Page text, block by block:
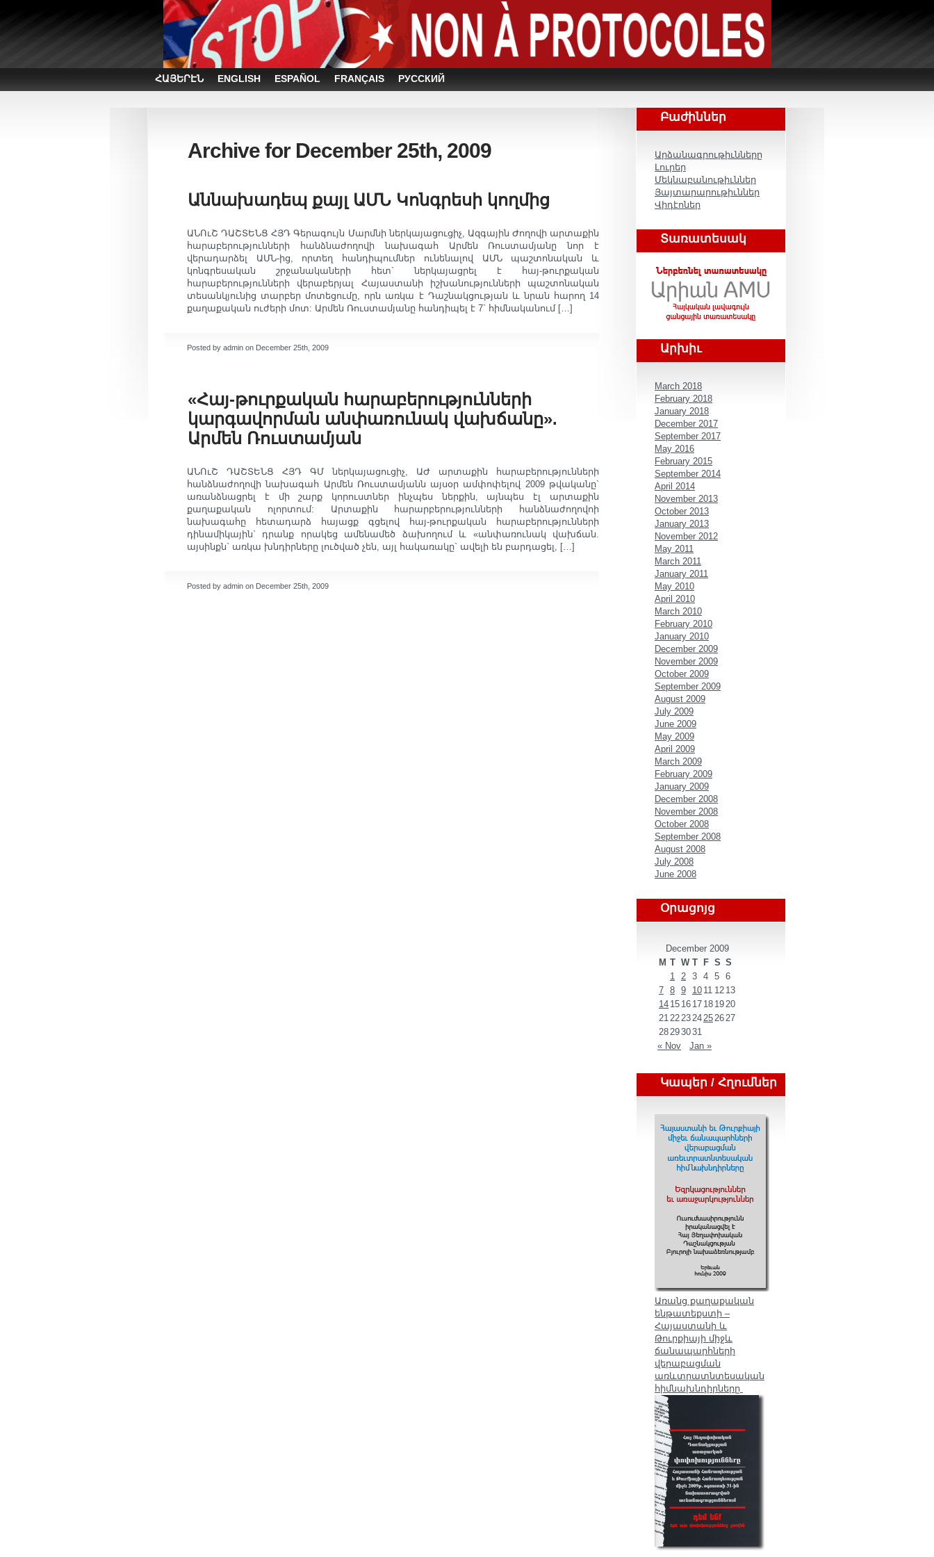
ՀԱՅԵՐԷՆ ENGLISH ESPAÑOL FRANÇAIS РУССКИЙ
Archive for December 25th, 2009
Աննախադեպ քայլ ԱՄՆ Կոնգրեսի կողմից
ԱՆՈւՇ ԴԱՇՏԵՆՑ ՀՅԴ Գերագույն Մարմնի ներկայացուցիչ, Ազգային Ժողովի արտաքին
հարաբերությունների հանձնաժողովի նախագահ Արմեն Ռուստամյանը նոր է
վերադարձել ԱՄՆ-ից, որտեղ հանդիպումներ ունենալով ԱՄՆ պաշտոնական և
կոնգրեսական շրջանակաների հետ` ներկայացրել է հայ-թուրքական
հարաբերությունների վերաբերյալ Հայաստանի իշխանությունների պաշտոնական
տեսանկյունից տարբեր մոտեցումը, որն առկա է Դաշնակցության և նրան հարող 14
քաղաքական ուժերի մոտ: Արմեն Ռուստամյանը հանդիպել է 7` հիմնականում […]
Posted by admin on December 25th, 2009
«Հայ-թուրքական հարաբերությունների
կարգավորման անփառունակ վախճանը».
Արմեն Ռուստամյան
ԱՆՈւՇ ԴԱՇՏԵՆՑ ՀՅԴ ԳՄ ներկայացուցիչ, ԱԺ արտաքին հարաբերությունների
հանձնաժողովի նախագահ Արմեն Ռուստամյանն այսօր ամփոփելով 2009 թվականը`
առանձնացրել է մի շարք կորուստներ ինչպես ներքին, այնպես էլ արտաքին
քաղաքական ոլորտում: Արտաքին հարարբերությունների հանձնաժողովոի
նախագահը հետադարձ հայացք գցելով հայ-թուրքական հարաբերությունների
դինամիկային` դրանք որակեց ամենամեծ ձախողում և «անփառունակ վախճան.
այսինքն` առկա խնդիրները լուծված չեն, այլ հակառակը` ավելի են բարդացել, […]
Posted by admin on December 25th, 2009
Բաժիններ
Արձանագրութիւնները
Լուրեր
Մեկնաբանութիւններ
Յայտարարութիւններ
Վիդէոներ
Տառատեսակ
Արխիւ
March 2018
February 2018
January 2018
December 2017
September 2017
May 2016
February 2015
September 2014
April 2014
November 2013
October 2013
January 2013
November 2012
May 2011
March 2011
January 2011
May 2010
April 2010
March 2010
February 2010
January 2010
December 2009
November 2009
October 2009
September 2009
August 2009
July 2009
June 2009
May 2009
April 2009
March 2009
February 2009
January 2009
December 2008
November 2008
October 2008
September 2008
August 2008
July 2008
June 2008
Օրացոյց
December 2009
M T W T F S S
1 2 3 4 5 6
7 8 9 10 11 12 13
14 15 16 17 18 1920
21222324252627
28293031
« Nov
Jan »
Կապեր / Հղումներ
Առանց քաղաքական
ենթատեքստի –
Հայաստանի և
Թուրքիայի միջև
ճանապարհների
վերաբացման
առևտրատնտեսական
հիմնախնդիրները